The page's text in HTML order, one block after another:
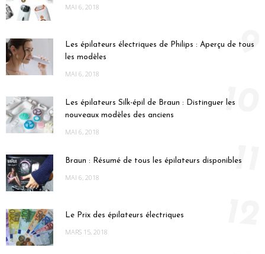
MAI 6, 2018
Les épilateurs électriques de Philips : Aperçu de tous
les modèles
MAI 6, 2018
9
Les épilateurs Silk-épil de Braun : Distinguer les
nouveaux modèles des anciens
MAI 6, 2018
10
Braun : Résumé de tous les épilateurs disponibles
MAI 6, 2018 11
Le Prix des épilateurs électriques
MARS 15, 2018